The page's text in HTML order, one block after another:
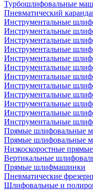
Турбошлифовальные
Пневматический
Инструментальные
Инструментальные
Инструментальные
Инструментальные
Инструментальные
Инструментальные
Инструментальные
Инструментальные
Инструментальные
Инструментальные
Инструментальные
Инструментальные
Прямые шлифовальные
Прямые шлифовальные
Низкоскоростные
Вертикальные
Прямые шлифмашинки
Пневматические
Шлифовальные и